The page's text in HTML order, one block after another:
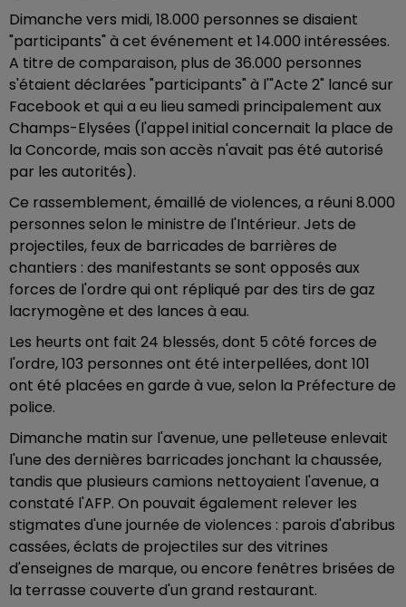
Dimanche vers midi, 18.000 personnes se disaient
"participants" à cet événement et 14.000 intéressées.
A titre de comparaison, plus de 36.000 personnes
s'étaient déclarées "participants" à l'"Acte 2" lancé sur
Facebook et qui a eu lieu samedi principalement aux
Champs-Elysées (l'appel initial concernait la place de
la Concorde, mais son accès n'avait pas été autorisé
par les autorités).
Ce rassemblement, émaillé de violences, a réuni 8.000
personnes selon le ministre de l'Intérieur. Jets de
projectiles, feux de barricades de barrières de
chantiers : des manifestants se sont opposés aux
forces de l'ordre qui ont répliqué par des tirs de gaz
lacrymogène et des lances à eau.
Les heurts ont fait 24 blessés, dont 5 côté forces de
l'ordre, 103 personnes ont été interpellées, dont 101
ont été placées en garde à vue, selon la Préfecture de
police.
Dimanche matin sur l'avenue, une pelleteuse enlevait
l'une des dernières barricades jonchant la chaussée,
tandis que plusieurs camions nettoyaient l'avenue, a
constaté l'AFP. On pouvait également relever les
stigmates d'une journée de violences : parois d'abribus
cassées, éclats de projectiles sur des vitrines
d'enseignes de marque, ou encore fenêtres brisées de
la terrasse couverte d'un grand restaurant.